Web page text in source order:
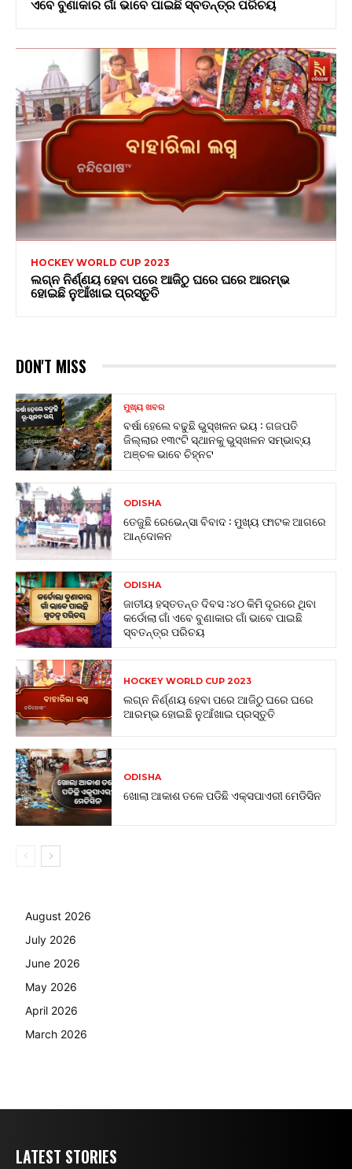
ଏବେ ବୁଣାକାର ଗାଁ ଭାବେ ପାଇଛି ସ୍ବତନ୍ତ୍ର ପରିଚୟ
HOCKEY WORLD CUP 2023
ଲଗ୍ନ ନିର୍ଣ୍ଣୟ ହେବା ପରେ ଆଜିଠୁ ଘରେ ଘରେ ଆରମ୍ଭ
ହୋଇଛି ନୁଆଁଖାଇ ପ୍ରସ୍ତୁତି
DON'T MISS
ମୁଖ୍ୟ ଖବର
ବର୍ଷା ହେଲେ ବଢୁଛି ଭୁସ୍ଖଳନ ଭୟ : ଗଜପତି
ଜିଲ୍ଲାର ୧୩୯ଟି ସ୍ଥାନକୁ ଭୁସ୍ଖଳନ ସମ୍ଭାବ୍ୟ
ଅଞ୍ଚଳ ଭାବେ ଚିହ୍ନଟ
ODISHA
ତେଜୁଛି ରେଭେନ୍ସା ବିବାଦ : ମୁଖ୍ୟ ଫାଟକ ଆଗରେ
ଆନ୍ଦୋଳନ
ODISHA
ଜାତୀୟ ହସ୍ତତନ୍ତ ଦିବସ :୪୦ କିମି ଦୂରରେ ଥିବା
କର୍ଡୋଲା ଗାଁ ଏବେ ବୁଣାକାର ଗାଁ ଭାବେ ପାଇଛି
ସ୍ବତନ୍ତ୍ର ପରିଚୟ
HOCKEY WORLD CUP 2023
ଲଗ୍ନ ନିର୍ଣ୍ଣୟ ହେବା ପରେ ଆଜିଠୁ ଘରେ ଘରେ
ଆରମ୍ଭ ହୋଇଛି ନୁଆଁଖାଇ ପ୍ରସ୍ତୁତି
ODISHA
ଖୋଲା ଆକାଶ ତଳେ ପଡିଛି ଏକ୍ସପାଏରୀ ମେଡିସିନ
August 2026
July 2026
June 2026
May 2026
April 2026
March 2026
LATEST STORIES